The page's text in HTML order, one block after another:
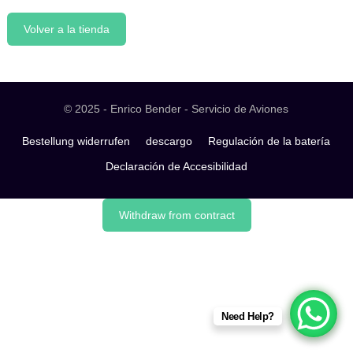
Volver a la tienda
© 2025 - Enrico Bender - Servicio de Aviones
Bestellung widerrufen descargo
Regulación de la batería
Declaración de Accesibilidad
Withdraw from contract
Need Help?